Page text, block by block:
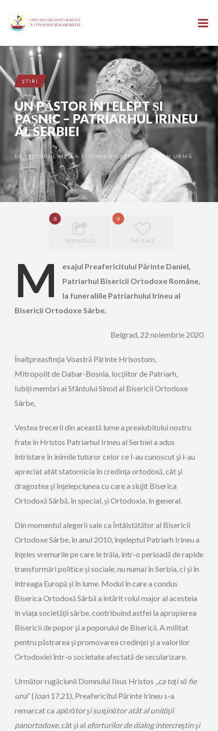
ŞTIRI
UN PĂSTOR ÎNȚELEPT ȘI
PAȘNIC – PATRIARHUL IRINEU
AL SERBIEI
DE SECTORUL MEDIA ȘI COMUNICAȚII •6 ANI ÎN URMĂ
0
PARTAJEAZĂ
0
ÎMI PLACE
M
esajul Preafericitului Părinte Daniel,
Patriarhul Bisericii Ortodoxe Române,
la funeraliile Patriarhului Irineu al
Bisericii Ortodoxe Sârbe.
Belgrad, 22 noiembrie 2020
Înaltpreasfinţia Voastră Părinte Hrisostom,
Mitropolit de Dabar-Bosnia, locţiitor de Patriarh,
Iubiți membri ai Sfântului Sinod al Bisericii Ortodoxe
Sârbe,
Vestea trecerii din această lume a preaiubitului nostru
frate în Hristos Patriarhul Irineu al Serbiei a adus
întristare în inimile tuturor celor ce l-au cunoscut şi i-au
apreciat atât statornicia în credinţa ortodoxă, cât şi
dragostea şi înţelepciunea cu care a slujit Biserica
Ortodoxă Sârbă, în special, şi Ortodoxia, în general.
Din momentul alegerii sale ca Întâistătător al Bisericii
Ortodoxe Sârbe, în anul 2010, înţeleptul Patriarh Irineu a
înţeles vremurile pe care le trăia, într-o perioadă de rapide
transformări politice şi sociale, nu numai în Serbia, ci şi în
întreaga Europă şi în lume. Modul în care a condus
Biserica Ortodoxă Sârbă a întărit rolul major al acesteia
în viața societăţii sârbe, contribuind astfel la apropierea
Bisericii de popor şi a poporului de Biserică. A militat
pentru păstrarea şi promovarea credinţei şi a valorilor
Ortodoxiei într-o societate afectată de secularizare.
Următor rugăciunii Domnului Iisus Hristos „ca toţi să fie
una” (Ioan17,21), Preafericitul Părinte Irineu s-a
remarcat ca apărător şi susţinător atât al unităţii
panortodoxe, cât şi al eforturilor de dialog intercreştin şi